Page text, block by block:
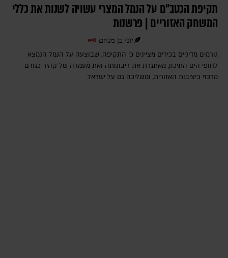
תקיפת הכטב"ם על הנמל המצרי עשויה לשנות את כללי
המשחק האזוריים | פרשנות
יוני בן מנחם
גורמים מדיניים בכירים מציינים כי התקיפה, שבוצעה על הנמל הנמצא
לחופי הים התיכון, מאתגרת את ריבונותה ואת מעמדה של קהיר כגורם
מרכזי ביציבות האזורית, ומשליכה גם על ישראל